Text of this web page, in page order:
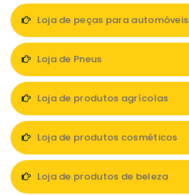
Loja de peças para automóveis
Loja de Pneus
Loja de produtos agrícolas
Loja de produtos cosméticos
Loja de produtos de beleza